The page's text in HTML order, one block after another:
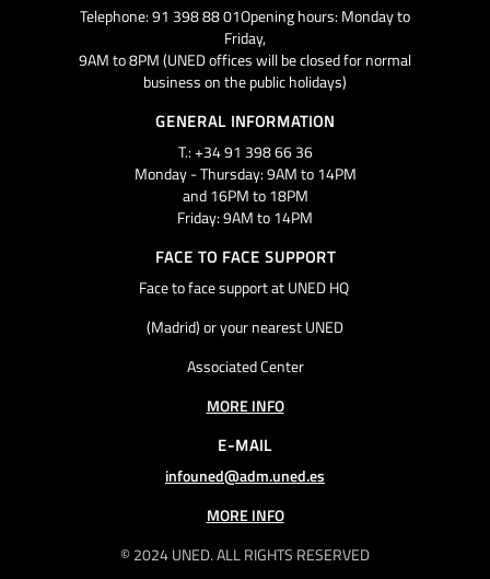
© 2024 UNED. ALL RIGHTS RESERVED
Telephone: 91 398 88 01Opening hours: Monday to
Friday,
9AM to 8PM (UNED offices will be closed for normal
business on the public holidays)
GENERAL INFORMATION
T.: +34 91 398 66 36
Monday - Thursday: 9AM to 14PM
and 16PM to 18PM
Friday: 9AM to 14PM
FACE TO FACE SUPPORT
Face to face support at UNED HQ
(Madrid) or your nearest UNED
Associated Center
MORE INFO
E-MAIL
infouned@adm.uned.es
MORE INFO